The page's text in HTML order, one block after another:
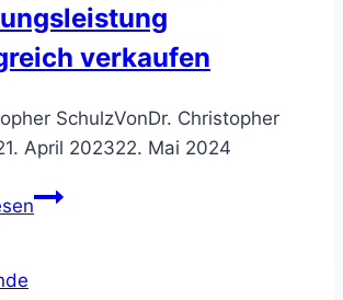
Consultants?!
verkaufen
VonDr. Christopher
April 202322. Mai 2024
Consulting